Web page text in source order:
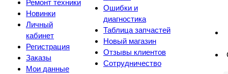
Ремонт техники
Новинки
Личный
кабинет
Регистрация
Заказы
Мои данные
Ошибки и
диагностика
Таблица запчастей
Новый магазин
Отзывы клиентов
Сотрудничество